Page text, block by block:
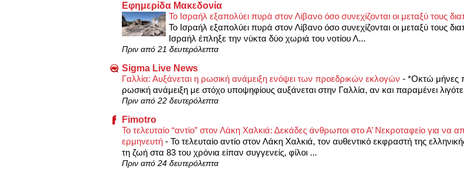
Εφημερίδα Μακεδονία
Το Ισραήλ εξαπολύει πυρά στον Λίβανο όσο συνεχίζονται οι μεταξύ τους
Το Ισραήλ εξαπολύει πυρά στον Λίβανο όσο συνεχίζονται οι μεταξύ τους
Ισραήλ έπληξε την νύκτα δύο χωριά του νοτίου Λ...
Πριν από 21 δευτερόλεπτα
Sigma Live News
Γαλλία: Αυξάνεται η ρωσική ανάμειξη ενόψει των προεδρικών εκλογών - *Οκτώ μήνες
ρωσική ανάμειξη με στόχο υποψηφίους αυξάνεται στην Γαλλία, αν και παραμένει
Πριν από 22 δευτερόλεπτα
Fimotro
Το τελευταίο “αντίο” στον Λάκη Χαλκιά: Δεκάδες άνθρωποι στο Α’ Νεκροταφείο για να
ερμηνευτή - Το τελευταίο αντίο στον Λάκη Χαλκιά, τον αυθεντικό εκφραστή της
τη ζωή στα 83 του χρόνια είπαν συγγενείς, φίλοι ...
Πριν από 24 δευτερόλεπτα